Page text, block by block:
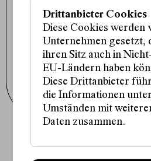
Impressum /
Presse / Downloads
Cookie-Einstellungen
Instagram
Facebook
Tiktok
Newsletter abonnieren
Drittanbieter Cookies
Diese Cookies werden
Unternehmen gesetzt,
ihren Sitz auch in
EU-Ländern haben
Diese Drittanbieter
die Informationen unter
Umständen mit
Daten zusammen.